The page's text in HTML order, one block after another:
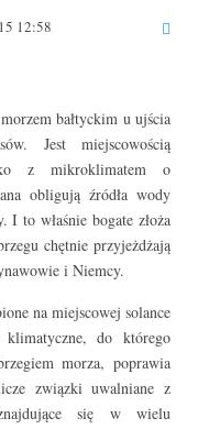
12:58
bałtyckim u ujścia
Jest miejscowością
z mikroklimatem o
obligują źródła wody
to właśnie bogate złoża
chętnie przyjeżdżają
i Niemcy.
na miejscowej solance
do którego
morza, poprawia
związki uwalniane z
się w wielu